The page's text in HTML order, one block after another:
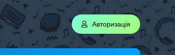
Авторизація